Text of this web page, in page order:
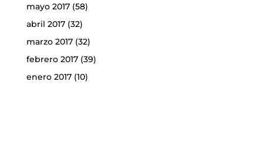
mayo 2017(58)
abril 2017(32)
marzo 2017(32)
febrero 2017(39)
enero 2017(10)